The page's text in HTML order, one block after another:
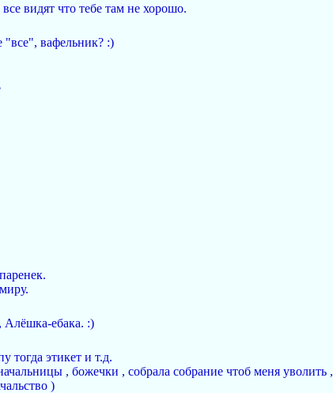
видят что тебе там не хорошо.
вафельник? :)
Алёшка-ебака. :)
тогда этикет и т.д.
, божечки , собрала собрание чтоб меня
)